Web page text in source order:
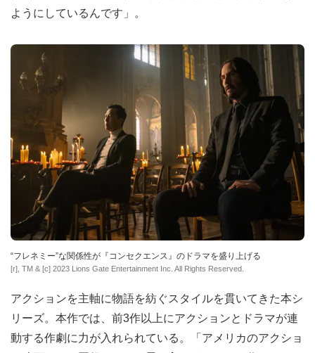
ようにしているんです」。
“フレネミー”な関係性が『コンセクエンス』のドラマを盛り上げる
[r], TM & [c] 2023 Lions Gate Entertainment Inc. All Rights Reserved.
アクションを主軸に物語を紡ぐスタイルを貫いてきた本シ
リーズ。本作では、前3作以上にアクションとドラマが連
動する作劇に力が入れられている。「アメリカのアクショ